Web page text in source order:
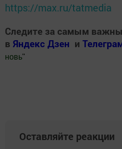
https://max.ru/tatmedia
Следите за самым
в Яндекс Дзен и
новь"
Оставляйте реакции